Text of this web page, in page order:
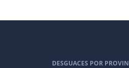
DESGUACES POR